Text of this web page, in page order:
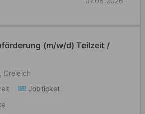
(m/w/d) Teilzeit /
Dreieich
Jobticket